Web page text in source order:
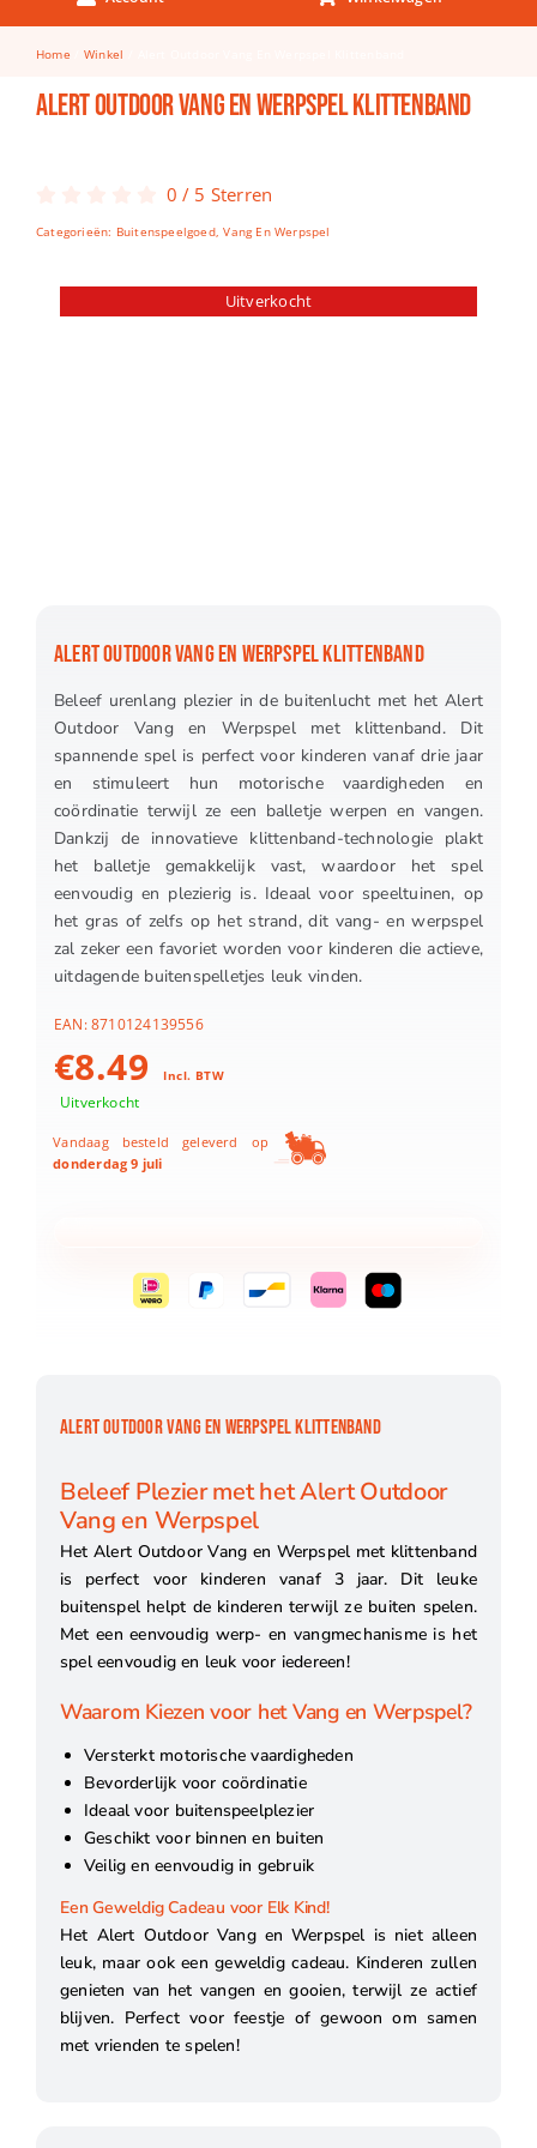
Keuken & Tafelen
Kinderfietsen
Knutselen
Spellen
Puzzels
Home Winkel
Alert Outdoor Vang En Werpspel Klittenband
0 / 5 Sterren
Categorieën: Buitenspeelgoed,Vang En Werpspel
Uitverkocht
ALERT OUTDOOR VANG EN WERPSPEL KLITTENBAND
Beleef urenlang plezier in de buitenlucht met het Alert
Outdoor Vang en Werpspel met klittenband. Dit
spannende spel is perfect voor kinderen vanaf drie jaar
en stimuleert hun motorische vaardigheden en
coördinatie terwijl ze een balletje werpen en vangen.
Dankzij de innovatieve klittenband-technologie plakt
het balletje gemakkelijk vast, waardoor het spel
eenvoudig en plezierig is. Ideaal voor speeltuinen, op
het gras of zelfs op het strand, dit vang- en werpspel
zal zeker een favoriet worden voor kinderen die actieve,
uitdagende buitenspelletjes leuk vinden.
EAN:8710124139556
€8.49 Incl. BTW
Uitverkocht
Vandaag besteld geleverd op
donderdag 9 juli
ALERT OUTDOOR VANG EN WERPSPEL KLITTENBAND
Beleef Plezier met het Alert Outdoor
Vang en Werpspel
Het Alert Outdoor Vang en Werpspel met klittenband
is perfect voor kinderen vanaf 3 jaar. Dit leuke
buitenspel helpt de kinderen terwijl ze buiten spelen.
Met een eenvoudig werp- en vangmechanisme is het
spel eenvoudig en leuk voor iedereen!
Waarom Kiezen voor het Vang en Werpspel?
Versterkt motorische vaardigheden
Bevorderlijk voor coördinatie
Ideaal voor buitenspeelplezier
Geschikt voor binnen en buiten
Veilig en eenvoudig in gebruik
Een Geweldig Cadeau voor Elk Kind!
Het Alert Outdoor Vang en Werpspel is niet alleen
leuk, maar ook een geweldig cadeau. Kinderen zullen
genieten van het vangen en gooien, terwijl ze actief
blijven. Perfect voor feestje of gewoon om samen
met vrienden te spelen!